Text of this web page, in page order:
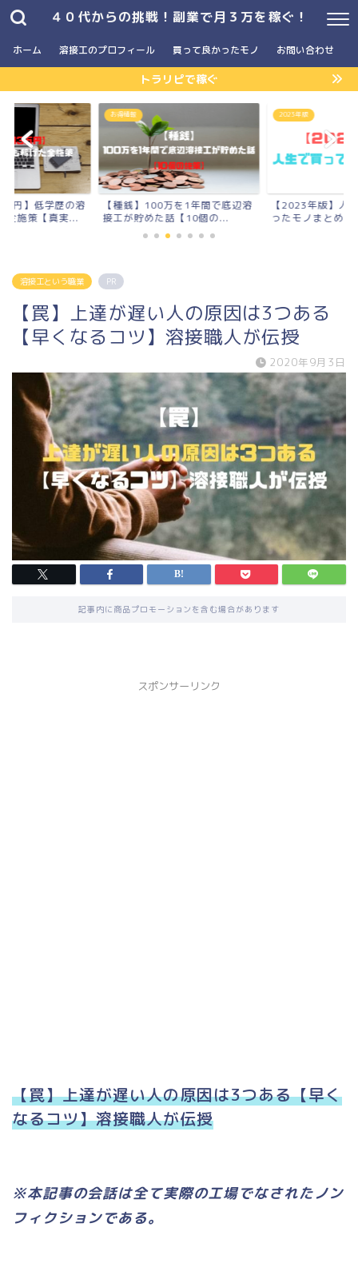
４０代からの挑戦！副業で月３万を稼ぐ！
ホーム 溶接工のプロフィール 買って良かったモノ お問い合わせ
トラリピで稼ぐ
円】低学歴の溶
全施策【真実...
お得情報
【種銭】100万を1年間で底辺溶
接工が貯めた話【10個の...
2023年版
【2023年版】人
ったモノまとめ
溶接工という職業 PR
【罠】上達が遅い人の原因は3つある
【早くなるコツ】溶接職人が伝授
2020年9月3日
記事内に商品プロモーションを含む場合があります
スポンサーリンク
【罠】上達が遅い人の原因は3つある【早く
なるコツ】溶接職人が伝授
※本記事の会話は全て実際の工場でなされたノン
フィクションである。